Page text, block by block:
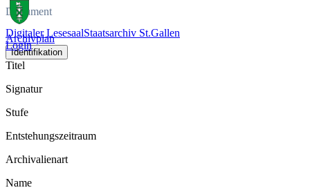
Digitaler LesesaalStaatsarchiv St.Gallen
Login
Dokument
Archivplan
Identifikation
Titel
Signatur
Stufe
Entstehungszeitraum
Archivalienart
Name